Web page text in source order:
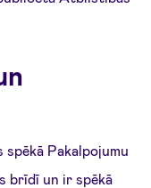
spēkā Pakalpojumu
brīdī un ir spēkā